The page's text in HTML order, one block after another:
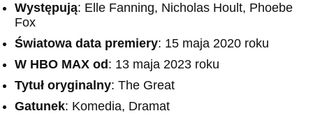
Występują: Elle Fanning, Nicholas Hoult, Phoebe
Fox
Światowa data premiery: 15 maja 2020 roku
W HBO MAX od : 13 maja 2023 roku
Tytuł oryginalny: The Great
Gatunek: Komedia, Dramat